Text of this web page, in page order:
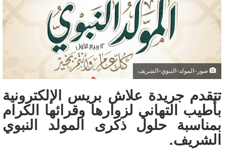
صور-المولد-النبوي-الشريف
تتقدم جريدة علاش بريس الإلكترونية
بأطيب التهاني لزوارها وقرائها الكرام
بمناسبة حلول ذكرى المولد النبوي
الشريف.